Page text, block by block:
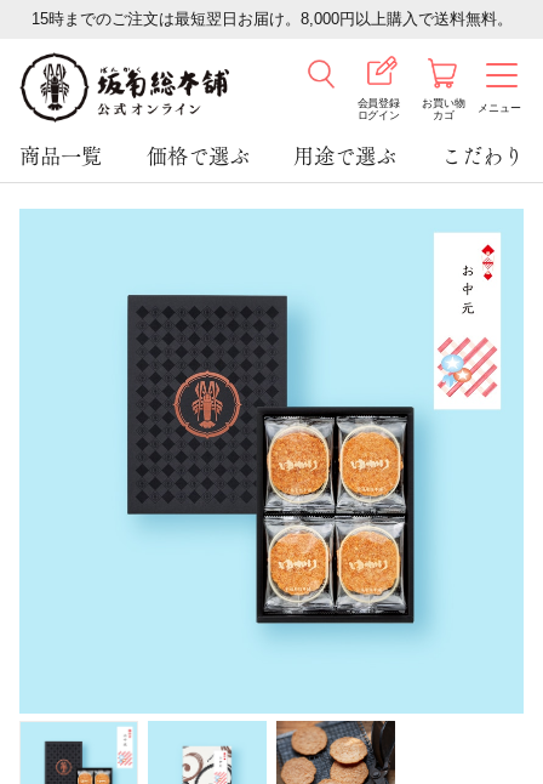
15時までのご注文は最短翌日お届け。8,000円以上購入で送料無料。
会員登録
ログイン
お買い物
カゴ
メニュー
商品一覧 価格で選ぶ 用途で選ぶ こだわり